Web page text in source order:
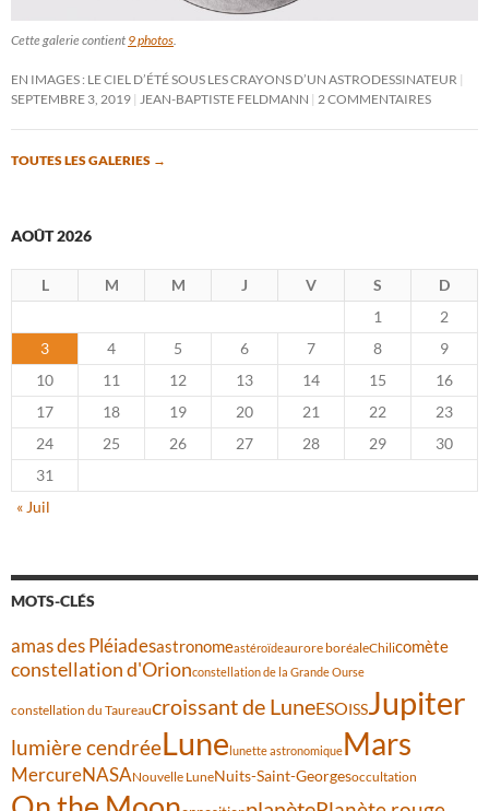
Cette galerie contient 9 photos.
EN IMAGES : LE CIEL D’ÉTÉ SOUS LES CRAYONS D’UN ASTRODESSINATEUR
SEPTEMBRE 3, 2019 JEAN-BAPTISTE FELDMANN 2 COMMENTAIRES
TOUTES LES GALERIES →
AOÛT 2026
L M M J V S
D
1
2
3
4 5 6 7 8
9
10
11 12 13 14 15
16
17
18 19 20 21 22
23
24
25 26 27 28 29
30
31
« Juil
MOTS-CLÉS
amas des Pléiadesastronomeastéroïdeaurore boréaleChilicomète
constellation d'Orionconstellation de la Grande Ourse
constellation du Taureaucroissant de LuneESOISSJupiter
lumière cendréeLune lunette astronomiqueMars
MercureNASANouvelle LuneNuits-Saint-Georgesoccultation